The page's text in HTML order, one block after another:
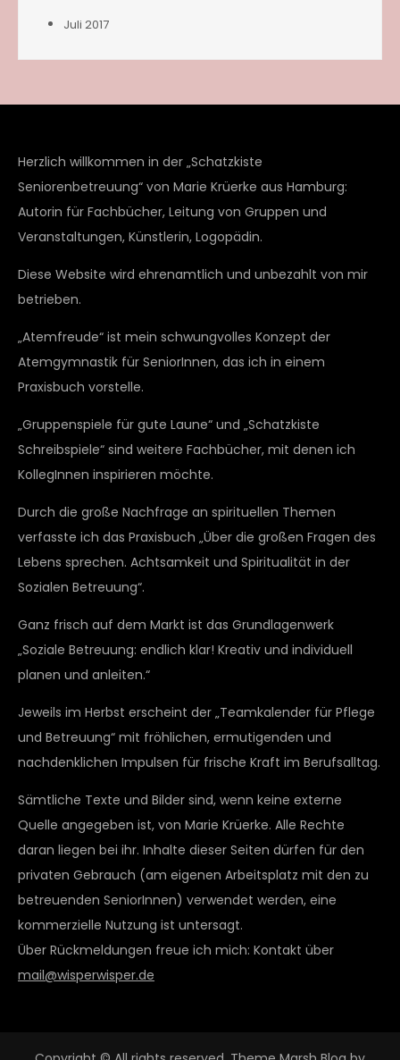
Juli 2017
Herzlich willkommen in der „Schatzkiste
Seniorenbetreuung“ von Marie Krüerke aus Hamburg:
Autorin für Fachbücher, Leitung von Gruppen und
Veranstaltungen, Künstlerin, Logopädin.
Diese Website wird ehrenamtlich und unbezahlt von mir
betrieben.
„Atemfreude“ ist mein schwungvolles Konzept der
Atemgymnastik für SeniorInnen, das ich in einem
Praxisbuch vorstelle.
„Gruppenspiele für gute Laune“ und „Schatzkiste
Schreibspiele“ sind weitere Fachbücher, mit denen ich
KollegInnen inspirieren möchte.
Durch die große Nachfrage an spirituellen Themen
verfasste ich das Praxisbuch „Über die großen Fragen des
Lebens sprechen. Achtsamkeit und Spiritualität in der
Sozialen Betreuung“.
Ganz frisch auf dem Markt ist das Grundlagenwerk
„Soziale Betreuung: endlich klar! Kreativ und individuell
planen und anleiten.“
Jeweils im Herbst erscheint der „Teamkalender für Pflege
und Betreuung“ mit fröhlichen, ermutigenden und
nachdenklichen Impulsen für frische Kraft im Berufsalltag.
Sämtliche Texte und Bilder sind, wenn keine externe
Quelle angegeben ist, von Marie Krüerke. Alle Rechte
daran liegen bei ihr. Inhalte dieser Seiten dürfen für den
privaten Gebrauch (am eigenen Arbeitsplatz mit den zu
betreuenden SeniorInnen) verwendet werden, eine
kommerzielle Nutzung ist untersagt.
Über Rückmeldungen freue ich mich: Kontakt über
mail@wisperwisper.de